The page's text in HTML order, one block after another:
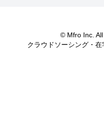
© Mfro Inc. All
クラウドソーシング・在